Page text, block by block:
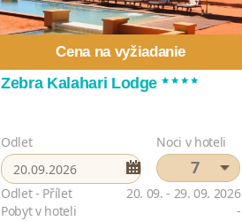
Cena na vyžiadanie
Zebra Kalahari Lodge ****
Odlet Noci v hoteli
7
Odlet - Přílet
20. 09. - 29. 09. 2026
Pobyt v hoteli
-